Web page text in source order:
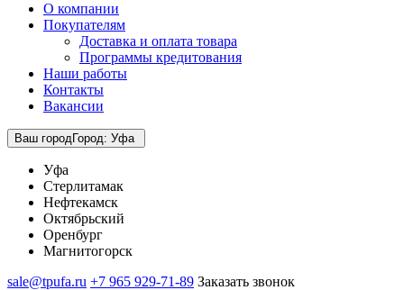
О компании
Покупателям
Доставка и оплата товара
Программы кредитования
Наши работы
Контакты
Вакансии
Ваш городГород: Уфа
Уфа
Стерлитамак
Нефтекамск
Октябрьский
Оренбург
Магнитогорск
sale@tpufa.ru +7 965 929-71-89 Заказать звонок